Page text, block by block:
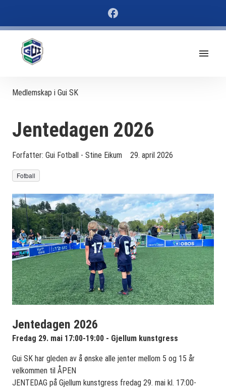
Medlemskap i Gui SK
Jentedagen 2026
Forfatter: Gui Fotball - Stine Eikum 29. april 2026
Fotball
Jentedagen 2026
Fredag 29. mai 17:00-19:00 - Gjellum kunstgress
Gui SK har gleden av å ønske alle jenter mellom 5 og 15 år
velkommen til ÅPEN
JENTEDAG på Gjellum kunstgress fredag 29. mai kl. 17:00-